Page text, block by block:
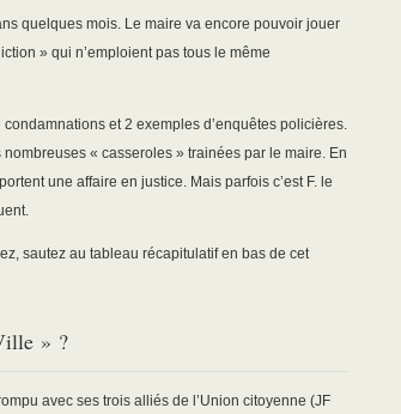
quelques mois. Le maire va encore pouvoir jouer
» qui n’emploient pas tous le même
et 2 exemples d’enquêtes policières.
« casseroles » trainées par le maire. En
une affaire en justice. Mais parfois c’est F. le
sautez au tableau récapitulatif en bas de cet
» ?
avec ses trois alliés de l’Union citoyenne (JF